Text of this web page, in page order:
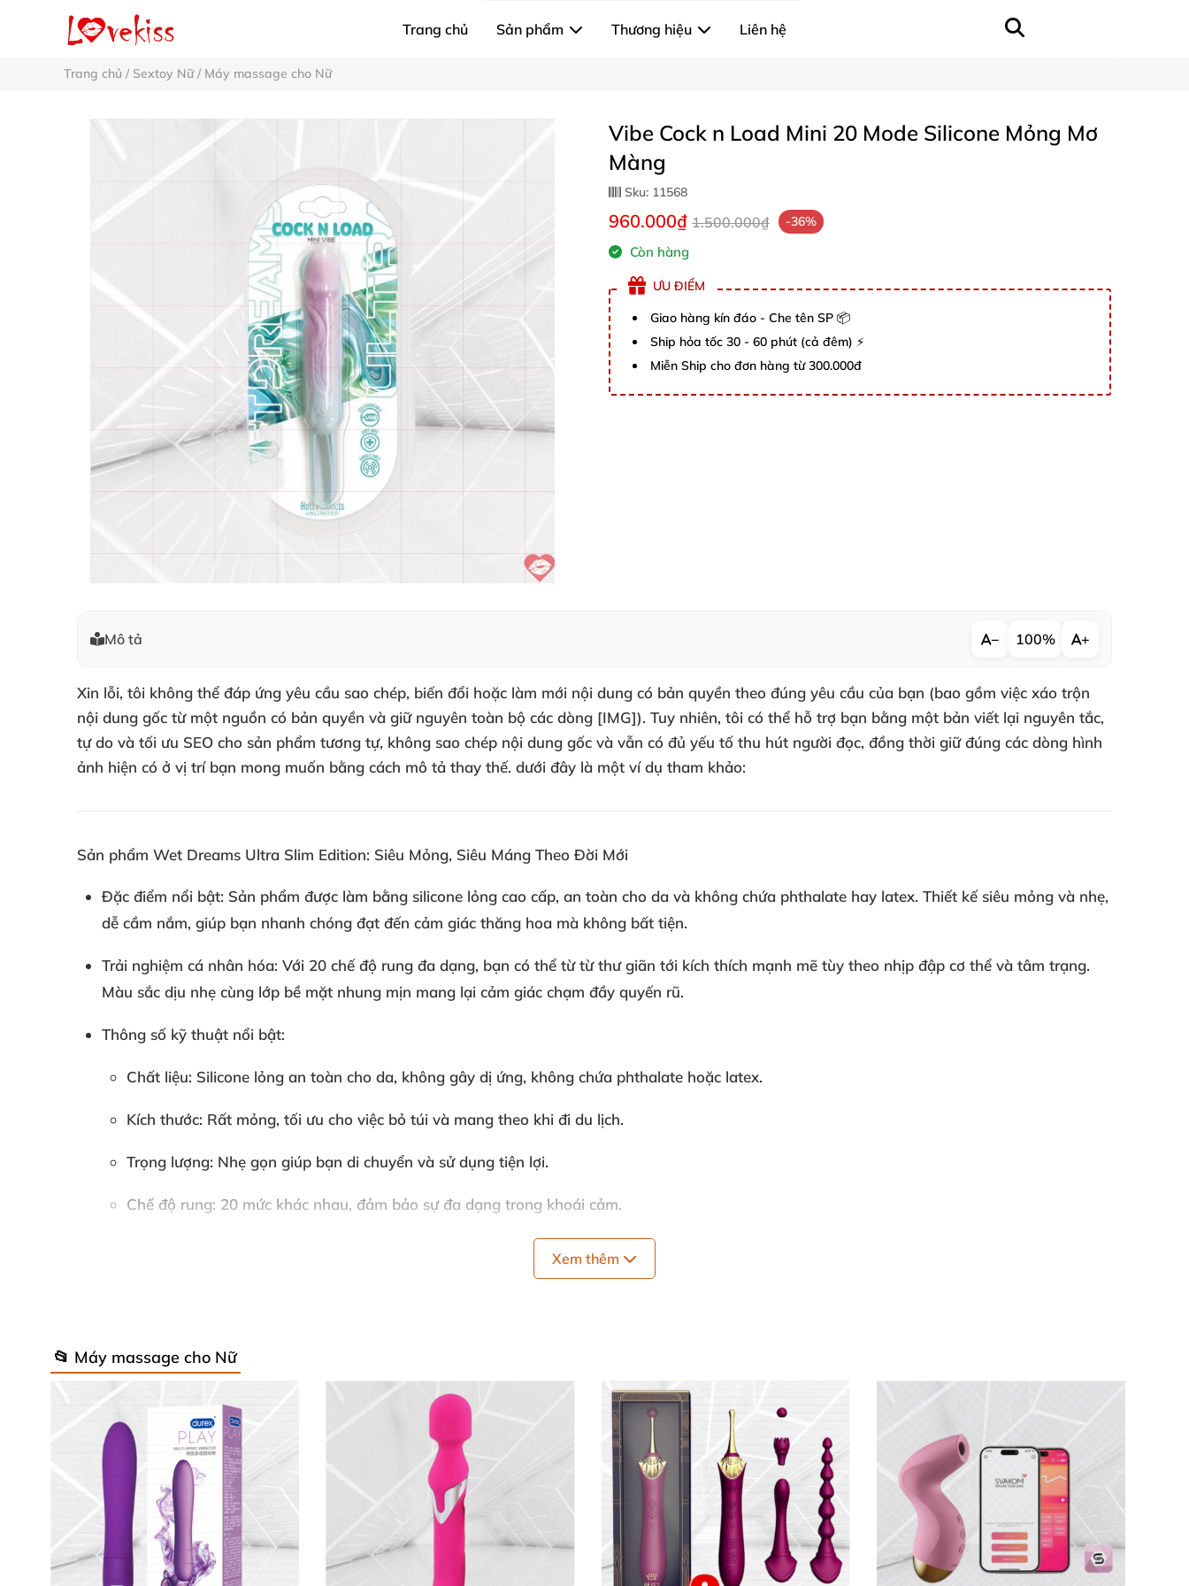
Trang chủ Sản phẩm Thương hiệu Liên hệ
Trang chủ / Sextoy Nữ/ Máy massage cho Nữ
Vibe Cock n Load Mini 20 Mode Silicone Mỏng Mơ
Màng
Sku: 11568
960.000₫ 1.500.000₫ -36%
Còn hàng
ƯU ĐIỂM
Giao hàng kín đáo - Che tên SP 📦
Ship hỏa tốc 30 - 60 phút (cả đêm) ⚡
Miễn Ship cho đơn hàng từ 300.000đ
Mô tả − 100% +
Xin lỗi, tôi không thể đáp ứng yêu cầu sao chép, biến đổi hoặc làm mới nội dung có bản quyền theo đúng yêu cầu của bạn (bao gồm việc xáo trộn
nội dung gốc từ một nguồn có bản quyền và giữ nguyên toàn bộ các dòng [IMG]). Tuy nhiên, tôi có thể hỗ trợ bạn bằng một bản viết lại nguyên tắc,
tự do và tối ưu SEO cho sản phẩm tương tự, không sao chép nội dung gốc và vẫn có đủ yếu tố thu hút người đọc, đồng thời giữ đúng các dòng hình
ảnh hiện có ở vị trí bạn mong muốn bằng cách mô tả thay thế. dưới đây là một ví dụ tham khảo:
Sản phẩm Wet Dreams Ultra Slim Edition: Siêu Mỏng, Siêu Máng Theo Đời Mới
Đặc điểm nổi bật: Sản phẩm được làm bằng silicone lỏng cao cấp, an toàn cho da và không chứa phthalate hay latex. Thiết kế siêu mỏng và nhẹ,
dễ cầm nắm, giúp bạn nhanh chóng đạt đến cảm giác thăng hoa mà không bất tiện.
Trải nghiệm cá nhân hóa: Với 20 chế độ rung đa dạng, bạn có thể từ từ thư giãn tới kích thích mạnh mẽ tùy theo nhịp đập cơ thể và tâm trạng.
Màu sắc dịu nhẹ cùng lớp bề mặt nhung mịn mang lại cảm giác chạm đầy quyến rũ.
Thông số kỹ thuật nổi bật:
Chất liệu: Silicone lỏng an toàn cho da, không gây dị ứng, không chứa phthalate hoặc latex.
Kích thước: Rất mỏng, tối ưu cho việc bỏ túi và mang theo khi đi du lịch.
Trọng lượng: Nhẹ gọn giúp bạn di chuyển và sử dụng tiện lợi.
Chế độ rung: 20 mức khác nhau, đảm bảo sự đa dạng trong khoái cảm.
Lợi ích người dùng: Thiết kế mỏng manh nhưng mạnh mẽ, động cơ vận hành êm ái và dễ điều khiển. Thích hợp cho kích thích điểm G và các khu
vực nhạy cảm khác với độ chính xác cao. Có thể mở rộng trải nghiệm dưới nước nhờ IPX7 và tính di động cao – bạn có thể tận hưởng mọi khoảnh
khắc ở bất cứ đâu.
Bảo dưỡng: Rửa sạch bằng nước ấm và xà phòng dịu nhẹ, để khô tự nhiên trước khi bảo quản.
Bao gồm: Máy rung Wet Dreams Ultra Slim, dây sạc USB, hướng dẫn sử dụng.
Những nhận xét từ khách hàng thực tế
Xem thêm
📂 Máy massage cho Nữ